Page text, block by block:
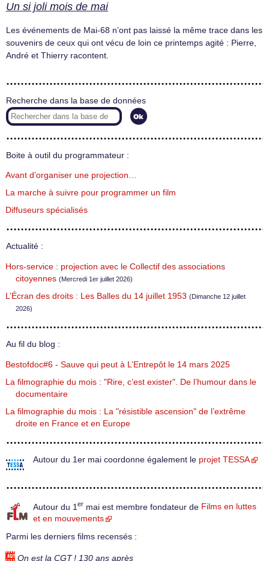
Un si joli mois de mai
Les événements de Mai-68 n’ont pas laissé la même trace dans les
souvenirs de ceux qui ont vécu de loin ce printemps agité : Pierre,
André et Thierry racontent.
Recherche dans la base de données
Boite à outil du programmateur :
Avant d’organiser une projection…
La marche à suivre pour programmer un film
Diffuseurs spécialisés
Actualité :
Hors-service : projection avec le Collectif des associations
citoyennes (Mercredi 1er juillet 2026)
L’Écran des droits : Les Balles du 14 juillet 1953 (Dimanche 12 juillet
2026)
Au fil du blog :
Bestofdoc#6 - Sauve qui peut à L’Entrepôt le 14 mars 2025
La filmographie du mois : "Rire, c’est exister". De l’humour dans le
documentaire
La filmographie du mois : La "résistible ascension" de l’extrême
droite en France et en Europe
Autour du 1er mai coordonne également le projet TESSA
Autour du 1 er mai est membre fondateur de Films en luttes
et en mouvements
Parmi les derniers films recensés :
On est la CGT ! 130 ans après